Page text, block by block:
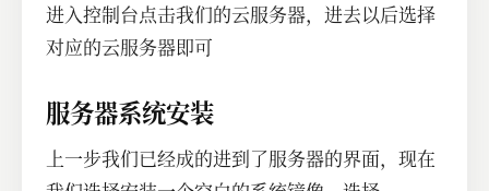
进入控制台点击我们的云服务器，进去以后选择
对应的云服务器即可
服务器系统安装
上一步我们已经成的进到了服务器的界面，现在